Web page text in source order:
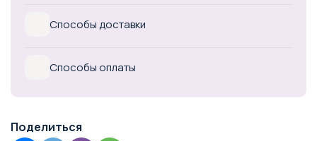
Способы доставки
Способы оплаты
Поделиться